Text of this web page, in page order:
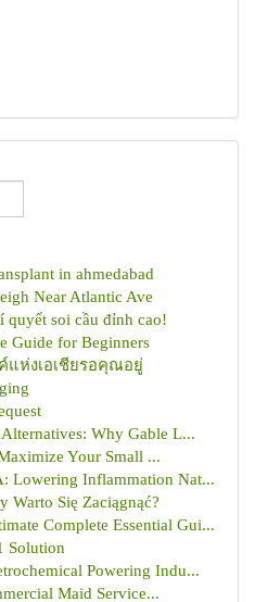
in ahmedabad
Near Atlantic Ave
soi cầu đỉnh cao!
Guide for Beginners
แห่งเอเชียรอคุณอยู่
Why Gable L...
Your Small ...
Lowering Inflammation Nat...
Warto Się Zaciągnąć?
Complete Essential Gui...
Solution
Powering Indu...
Maid Service...